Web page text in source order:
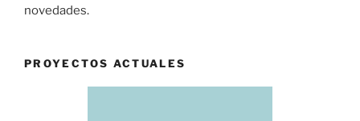
novedades.
PROYECTOS ACTUALES